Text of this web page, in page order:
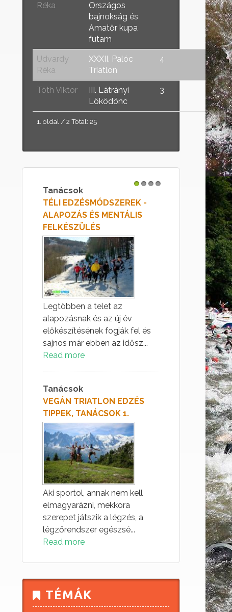
1. oldal / 2 Total: 25
Réka
Országos
bajnokság és
Amatőr kupa
futam
Udvardy
Réka
XXXII. Palóc
Triatlon
4
Tóth Viktor
III. Látrányi
Löködönc
3
Tanácsok
TÉLI EDZÉSMÓDSZEREK -
ALAPOZÁS ÉS MENTÁLIS
FELKÉSZÜLÉS
Legtöbben a telet az
alapozásnak és az új év
előkészítésének fogják fel és
sajnos már ebben az idősz...
Read more
Tanácsok
VEGÁN TRIATLON EDZÉS
TIPPEK, TANÁCSOK 1.
Aki sportol, annak nem kell
elmagyarázni, mekkora
szerepet játszik a légzés, a
légzőrendszer egészsé...
Read more
TÉMÁK